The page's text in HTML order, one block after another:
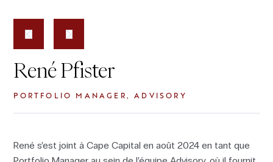
René Pfister
PORTFOLIO MANAGER, ADVISORY
René s’est joint à Cape Capital en août 2024 en tant que